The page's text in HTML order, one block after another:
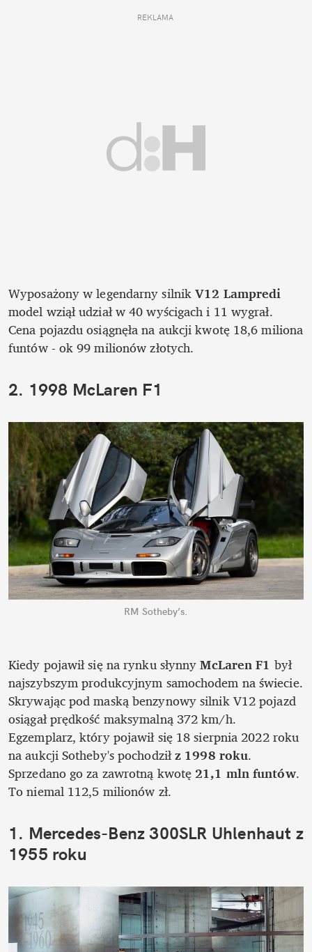
REKLAMA
Wyposażony w legendarny silnik V12 Lampredi
model wziął udział w 40 wyścigach i 11 wygrał.
Cena pojazdu osiągnęła na aukcji kwotę 18,6 miliona
funtów - ok 99 milionów złotych.
2. 1998 McLaren F1
RM Sotheby’s.
Kiedy pojawił się na rynku słynny McLaren F1 był
najszybszym produkcyjnym samochodem na świecie.
Skrywając pod maską benzynowy silnik V12 pojazd
osiągał prędkość maksymalną 372 km/h.
Egzemplarz, który pojawił się 18 sierpnia 2022 roku
na aukcji Sotheby's pochodził z 1998 roku.
Sprzedano go za zawrotną kwotę 21,1 mln funtów.
To niemal 112,5 milionów zł.
1. Mercedes-Benz 300SLR Uhlenhaut z
1955 roku